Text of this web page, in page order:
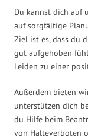
Du kannst dich auf
auf sorgfältige
Ziel ist es, dass du
gut aufgehoben
Leiden zu einer
Außerdem bieten
unterstützen dich
du Hilfe beim
von Halteverboten